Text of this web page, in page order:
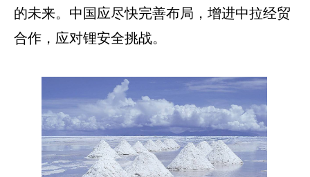
的未来。中国应尽快完善布局，增进中拉经贸
合作，应对锂安全挑战。